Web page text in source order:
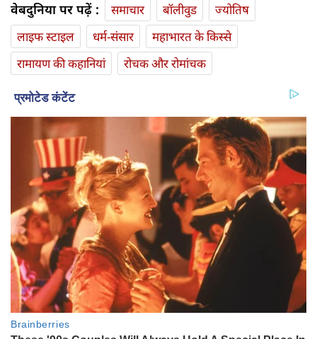
वेबदुनिया पर पढ़ें : समाचार बॉलीवुड
ज्योतिष
लाइफ स्‍टाइल
धर्म-संसार
महाभारत के किस्से
रामायण की कहानियां
रोचक और रोमांचक